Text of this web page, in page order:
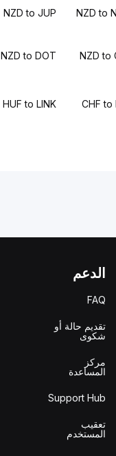
NZD to
NZD to JUP
NZD to
NZD to DOT
CHF to
HUF to LINK
الدعم
FAQ
تقديم حالة أو
شكوى
مركز
المساعدة
Support Hub
تعقيب
المستخدم